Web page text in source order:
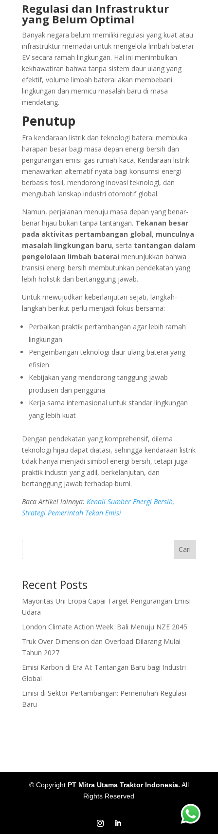
Regulasi dan Infrastruktur
yang Belum Optimal
Banyak negara belum memiliki regulasi yang kuat atau
infrastruktur memadai untuk mengelola limbah baterai
EV secara ramah lingkungan. Hal ini menimbulkan
kekhawatiran bahwa tanpa sistem daur ulang yang
efektif, volume limbah baterai akan membebani
lingkungan dan memicu masalah baru di masa
mendatang.
Penutup
Era kendaraan listrik dan teknologi baterai membuka
harapan besar bagi masa depan energi bersih dan
pengurangan emisi gas rumah kaca. Kendaraan listrik
menawarkan alternatif nyata bagi konsumsi energi
berbasis fosil, mendorong inovasi teknologi, dan
mengubah lanskap industri otomotif global.
Namun, perjalanan menuju masa depan yang benar-
benar hijau bukan tanpa tantangan. Tekanan besar
pada aktivitas pertambangan global, munculnya
masalah lingkungan baru, serta tantangan dalam
pengelolaan limbah baterai menunjukkan bahwa
transisi energi bersih membutuhkan pendekatan yang
lebih holistik dan bertanggung jawab.
Untuk mewujudkan keberlanjutan sejati, langkah-
langkah berikut perlu menjadi fokus bersama:
Perbaikan praktik pertambangan agar lebih ramah
lingkungan
Pengembangan teknologi daur ulang baterai yang
efisien
Kebijakan yang mendorong tanggung jawab
produsen dan pengguna
Kerja sama internasional untuk standar lingkungan
yang lebih kuat
Dengan pendekatan yang komprehensif, dilema
teknologi hijau dapat diatasi, sehingga kendaraan listrik
tidak hanya menjadi simbol energi bersih, tetapi juga
praktik industri yang adil, berkelanjutan, dan
bertanggung jawab terhadap bumi.
Baca Artikel lainnya: Kenali Sumber Energi Bersih,
Strategi Pemerintah Tekan Emisi
Cari
Recent Posts
Mayoritas Uni Eropa Capai Target Pengurangan Emisi
Udara
London Climate Action Week: Bali Menuju NZE 2045
Truk Over Dimension dan Overload Dilarang Mulai
Tahun 2027
Emisi Karbon di Era AI: Tantangan Baru bagi Industri
Global
Emisi di Sektor Pertambangan: Pemenuhan Regulasi
Baru
© Copyright PT Mitra Utama Traktor Indonesia. All
Rights Reserved